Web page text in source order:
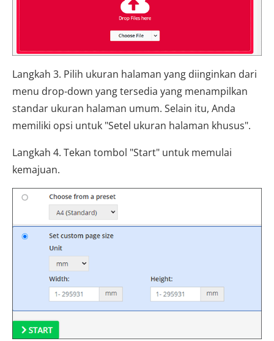
Langkah 3. Pilih ukuran halaman yang diinginkan dari
menu drop-down yang tersedia yang menampilkan
standar ukuran halaman umum. Selain itu, Anda
memiliki opsi untuk "Setel ukuran halaman khusus".
Langkah 4. Tekan tombol "Start" untuk memulai
kemajuan.